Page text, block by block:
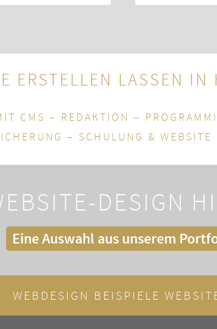
ERSTELLEN LASSEN IN
CMS – REDAKTION –
– SCHULUNG & WEBSITE
DESIGN
Eine Auswahl aus unserem
WEBDESIGN BEISPIELE